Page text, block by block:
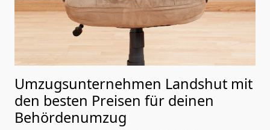
Umzugsunternehmen Landshut mit
den besten Preisen für deinen
Behördenumzug